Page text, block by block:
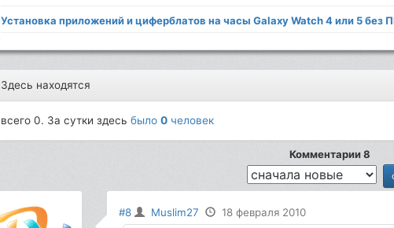
Установка приложений и циферблатов на часы Galaxy Watch 4 или 5 без
Здесь находятся
всего 0. За сутки здесьбыло0 человек
Комментарии 8
#8 Muslim27 18 февраля 2010